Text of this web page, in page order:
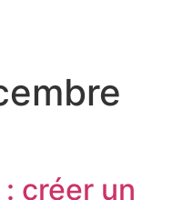
créer un